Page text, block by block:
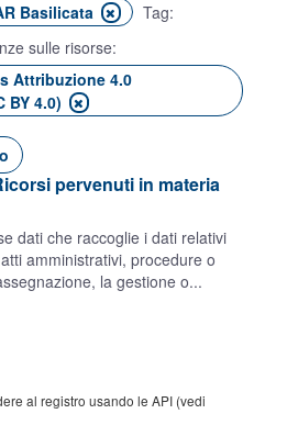
Basilicata
Tag:
sulle risorse:
Attribuzione 4.0
BY 4.0)
pervenuti in materia
dati che raccoglie i dati relativi
amministrativi, procedure o
la gestione o...
al registro usando le API (vedi